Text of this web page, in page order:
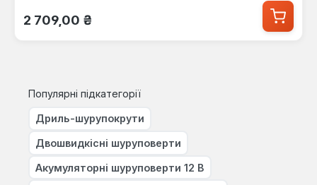
Звичайна ціна:
2 709,00 ₴
Популярні підкатегорії
Дриль-шурупокрути
Двошвидкісні шуруповерти
Акумуляторні шуруповерти 12 В